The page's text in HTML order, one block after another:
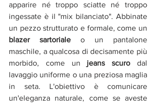
apparire né troppo sciatte né troppo
ingessate è il "mix bilanciato". Abbinate
blazer sartoriale o un pantalone
maschile, a qualcosa di decisamente più
morbido, come un jeans scuro dal
lavaggio uniforme o una preziosa maglia
in seta. L'obiettivo è comunicare
un'eleganza naturale, come se aveste